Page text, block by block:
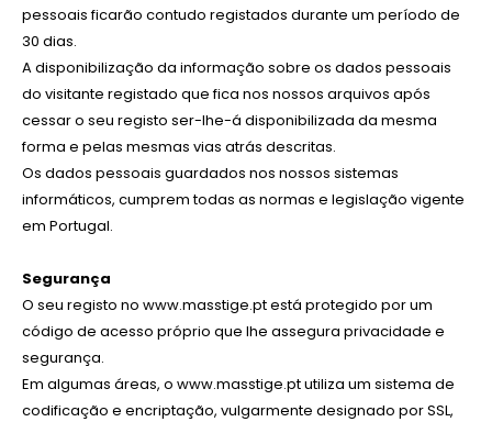
pessoais ficarão contudo registados durante um período de
30 dias.
A disponibilização da informação sobre os dados pessoais
do visitante registado que fica nos nossos arquivos após
cessar o seu registo ser-lhe-á disponibilizada da mesma
forma e pelas mesmas vias atrás descritas.
Os dados pessoais guardados nos nossos sistemas
informáticos, cumprem todas as normas e legislação vigente
em Portugal.
Segurança
O seu registo no www.masstige.pt está protegido por um
código de acesso próprio que lhe assegura privacidade e
segurança.
Em algumas áreas, o www.masstige.pt utiliza um sistema de
codificação e encriptação, vulgarmente designado por SSL,